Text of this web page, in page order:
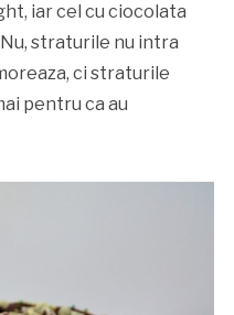
iar cel cu ciocolata
straturile nu intra
ci straturile
pentru ca au